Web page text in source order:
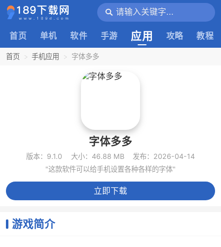
首页 单机 软件 手游 应用 攻略 教程
首页 手机应用 字体多多
字体多多
版本：9.1.0 大小：46.88 MB
发布：2026-04-14
"这款软件可以给手机设置各种各样的字体"
立即下载
游戏简介